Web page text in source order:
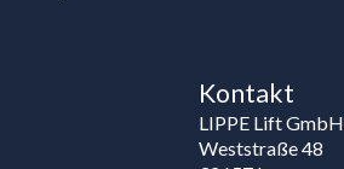
Kontakt
LIPPE Lift GmbH
Weststraße 48